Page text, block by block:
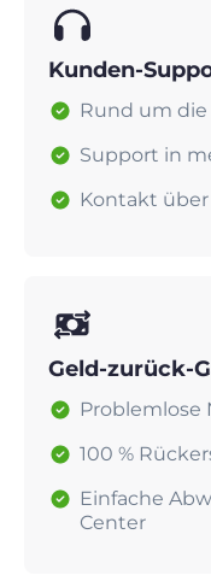
Kunden-
Rund um
Support in
Kontakt über
Geld-zurück-
Problemlose
100 %
Einfache
Center